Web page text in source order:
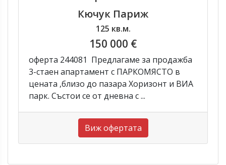
Кючук Париж
125 кв.м.
150 000 €
оферта 244081 Предлагаме за продажба
3-стаен апартамент с ПАРКОМЯСТО в
цената ,близо до пазара Хоризонт и ВИА
парк. Състои се от дневна с ...
Виж офертата